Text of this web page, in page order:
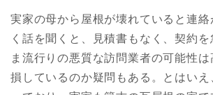
実家の母から屋根が壊れていると連絡
く話を聞くと、見積書もなく、契約
ま流行りの悪質な訪問業者の可能性
損しているのか疑問もある。とはいえ